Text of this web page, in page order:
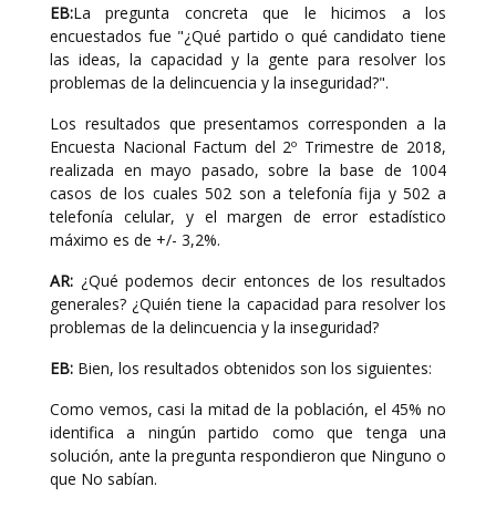
EB:La pregunta concreta que le hicimos a los
encuestados fue "¿Qué partido o qué candidato tiene
las ideas, la capacidad y la gente para resolver los
problemas de la delincuencia y la inseguridad?".
Los resultados que presentamos corresponden a la
Encuesta Nacional Factum del 2º Trimestre de 2018,
realizada en mayo pasado, sobre la base de 1004
casos de los cuales 502 son a telefonía fija y 502 a
telefonía celular, y el margen de error estadístico
máximo es de +/- 3,2%.
AR: ¿Qué podemos decir entonces de los resultados
generales? ¿Quién tiene la capacidad para resolver los
problemas de la delincuencia y la inseguridad?
EB: Bien, los resultados obtenidos son los siguientes:
Como vemos, casi la mitad de la población, el 45% no
identifica a ningún partido como que tenga una
solución, ante la pregunta respondieron que Ninguno o
que No sabían.